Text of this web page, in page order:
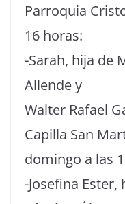
Parroquia
16 horas:
-Sarah, hija de
Allende y
Walter Rafael
Capilla San
domingo a las
-Josefina Ester,